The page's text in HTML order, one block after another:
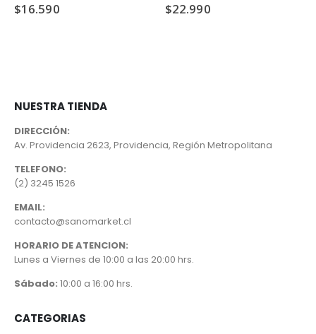
$16.590 $22.990
NUESTRA TIENDA
DIRECCIÓN:
Av. Providencia 2623, Providencia, Región Metropolitana
TELEFONO:
(2) 3245 1526
EMAIL:
contacto@sanomarket.cl
HORARIO DE ATENCION:
Lunes a Viernes de 10:00 a las 20:00 hrs.
Sábado: 10:00 a 16:00 hrs.
CATEGORIAS